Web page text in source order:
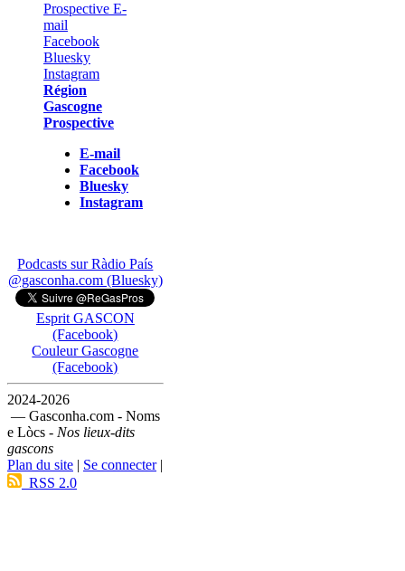
Région
Gascogne
Prospective
E-mail
Facebook
Bluesky
Instagram
Podcasts sur Ràdio País
@gasconha.com (Bluesky)
Esprit GASCON
(Facebook)
Couleur Gascogne
(Facebook)
2024-2026
— Gasconha.com - Noms
e Lòcs - Nos lieux-dits
gascons
Plan du site | Se connecter|
RSS 2.0